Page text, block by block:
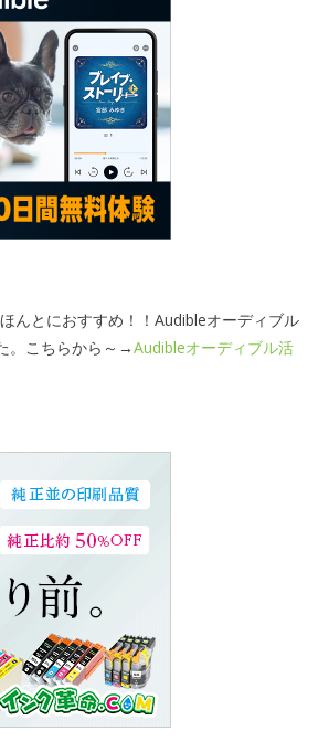
んとにおすすめ！！Audibleオーディブル
。こちらから～→Audibleオーディブル活